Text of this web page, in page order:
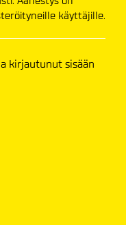
käyttäjille.
kirjautunut sisään